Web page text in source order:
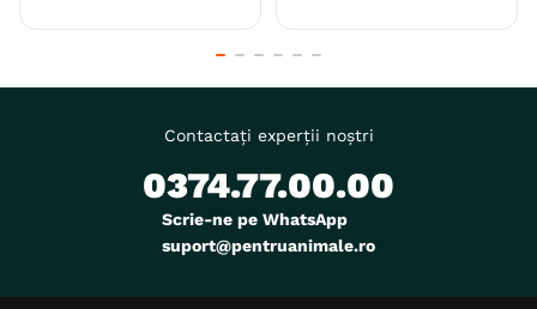
Contactați experții noștri
0374.77.00.00
Scrie-ne pe WhatsApp
suport@pentruanimale.ro